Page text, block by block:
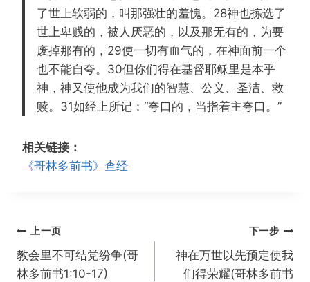
了世上软弱的，叫那强壮的羞愧。28神也拣选了
世上卑贱的，被人厌恶的，以及那无有的，为要
废掉那有的，29使一切有血气的，在神面前一个
也不能自夸。30但你们得在基督耶稣里是本乎
神，神又使他成为我们的智慧、公义、圣洁、救
赎。31如经上所记：“夸口的，当指着主夸口。”
相关链接：
《哥林多前书》查经
文
章
导
上一页
教会里不可结党纷争(哥
林多前书1:10-17)
下一步
神在万世以先预定使我
们得荣耀(哥林多前书